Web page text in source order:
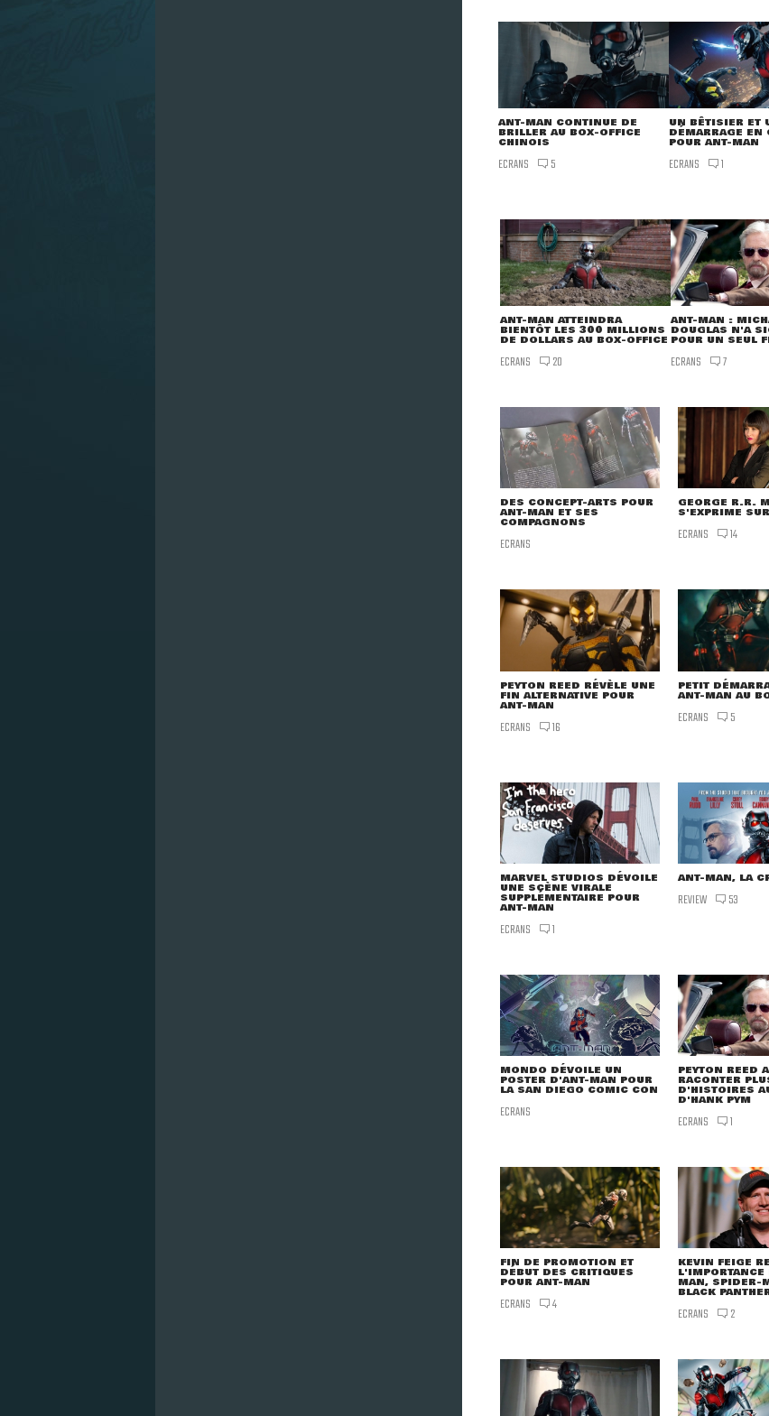
ANT-MAN CONTINUE DE
BRILLER AU BOX-OFFICE
CHINOIS
ECRANS 5
UN BÊTISIER ET
DÉMARRAGE EN
POUR ANT-MAN
ECRANS 1
ANT-MAN ATTEINDRA
BIENTÔT LES 300 MILLIONS
DE DOLLARS AU BOX-OFFICE
ECRANS 20
ANT-MAN :
DOUGLAS N'A
POUR UN SEUL
ECRANS 7
DES CONCEPT-ARTS POUR
ANT-MAN ET SES
COMPAGNONS
ECRANS
GEORGE R.R.
S'EXPRIME
ECRANS 14
PEYTON REED RÉVÈLE UNE
FIN ALTERNATIVE POUR
ANT-MAN
ECRANS 16
PETIT
ANT-MAN AU
ECRANS 5
MARVEL STUDIOS DÉVOILE
UNE SCÈNE VIRALE
SUPPLÉMENTAIRE POUR
ANT-MAN
ECRANS 1
ANT-MAN, LA
REVIEW 53
MONDO DÉVOILE UN
POSTER D'ANT-MAN POUR
LA SAN DIEGO COMIC CON
ECRANS
PEYTON REED
RACONTER
D'HISTOIRES
D'HANK PYM
ECRANS 1
FIN DE PROMOTION ET
DÉBUT DES CRITIQUES
POUR ANT-MAN
ECRANS 4
KEVIN FEIGE
L'IMPORTANCE
MAN, SPIDER-
BLACK
ECRANS 2